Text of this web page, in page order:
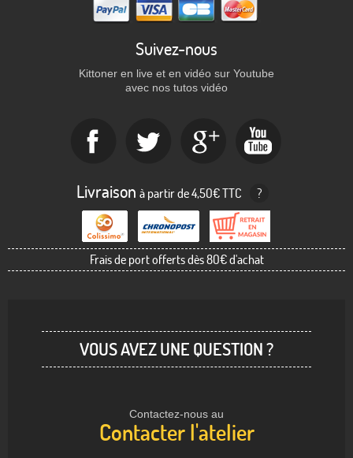
Suivez-nous
Kittoner en live et en vidéo sur Youtube
avec nos tutos vidéo
Livraison à partir de 4,50€ TTC ?
Frais de port offerts dès 80€ d'achat
VOUS AVEZ UNE QUESTION ?
Contactez-nous au
Contacter l'atelier